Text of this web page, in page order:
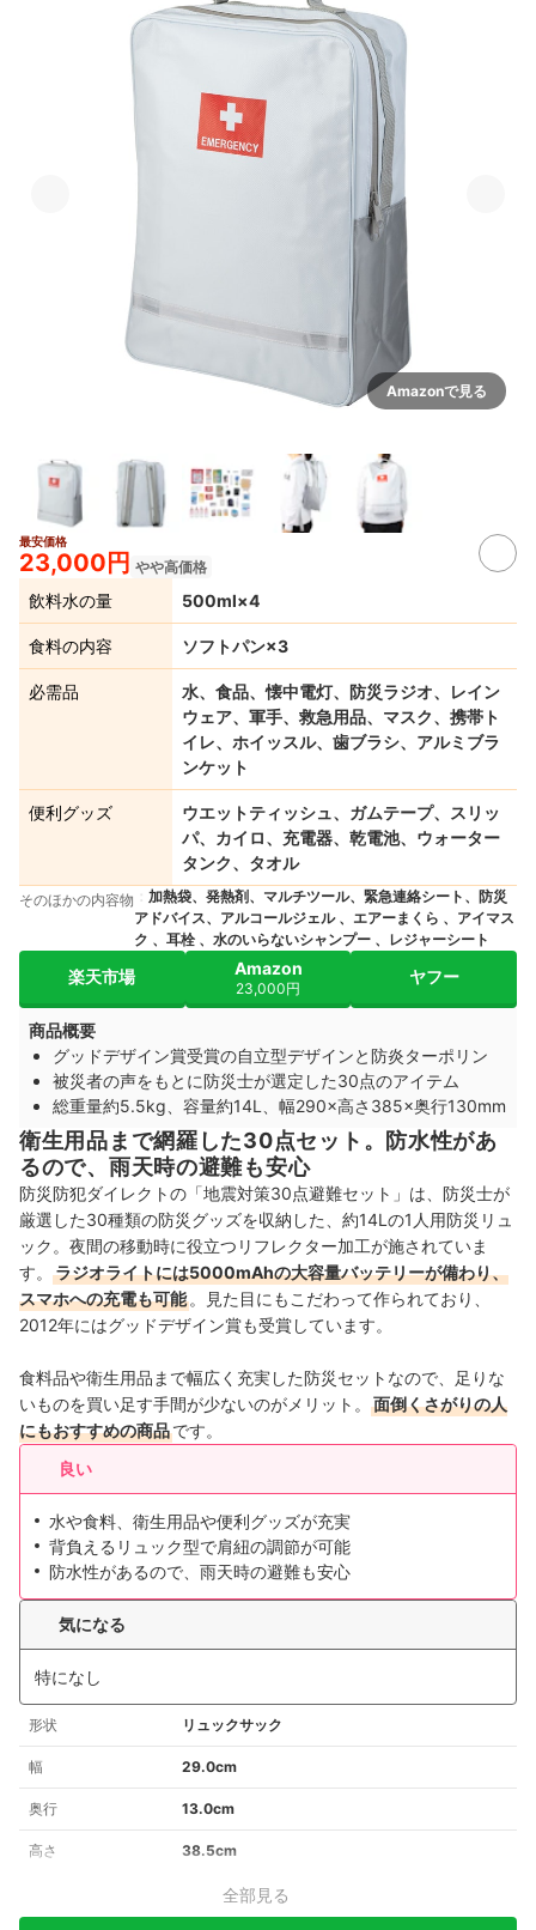
Amazonで見る
最安価格
23,000円 やや高価格
飲料水の量 500ml×4
食料の内容 ソフトパン×3
必需品
水、食品、懐中電灯、防災ラジオ、レイン
ウェア、軍手、救急用品、マスク、携帯ト
イレ、ホイッスル、歯ブラシ、アルミブラ
ンケット
便利グッズ
ウエットティッシュ、ガムテープ、スリッ
パ、カイロ、充電器、乾電池、ウォーター
タンク、タオル
そのほかの内容物
加熱袋、発熱剤、マルチツール、緊急連絡シート、防災
アドバイス、アルコールジェル 、エアーまくら 、アイマス
ク 、耳栓 、水のいらないシャンプー 、レジャーシート
楽天市場 Amazon
23,000円
ヤフー
商品概要
グッドデザイン賞受賞の自立型デザインと防炎ターポリン
被災者の声をもとに防災士が選定した30点のアイテム
総重量約5.5kg、容量約14L、幅290×高さ385×奥行130mm
衛生用品まで網羅した30点セット。防水性があ
るので、雨天時の避難も安心
防災防犯ダイレクトの「地震対策30点避難セット」は、防災士が
厳選した30種類の防災グッズを収納した、約14Lの1人用防災リュ
ック。夜間の移動時に役立つリフレクター加工が施されていま
す。
ラジオライトには5000mAhの大容量バッテリーが備わり、
スマホへの充電も可能 。⾒た⽬にもこだわって作られており、
2012年にはグッドデザイン賞も受賞しています。
食料品や衛生用品まで幅広く充実した防災セットなので、足りな
いものを買い足す手間が少ないのがメリット。
面倒くさがりの人
にもおすすめの商品です。
良い
水や食料、衛生用品や便利グッズが充実
背負えるリュック型で肩紐の調節が可能
防水性があるので、雨天時の避難も安心
気になる
特になし
形状 リュックサック
幅 29.0cm
奥行 13.0cm
高さ 38.5cm
全部見る